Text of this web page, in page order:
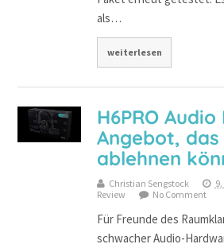
als…
weiterlesen
H6PRO
Angebot,
ablehnen
Christian Sengstock
Review
No Comment
Für Freunde des
schwacher Audio-